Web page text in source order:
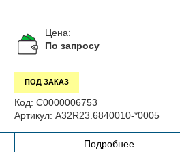
Цена:
По запросу
ПОД ЗАКАЗ
Код: С0000006753
Артикул: А32R23.6840010-*0005
Подробнее